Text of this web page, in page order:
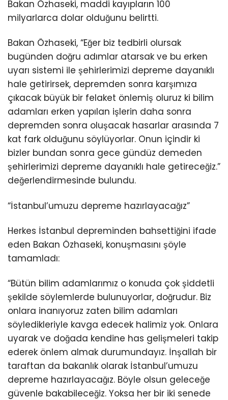
Bakan Özhaseki, maddi kayıpların 100
milyarlarca dolar olduğunu belirtti.
Bakan Özhaseki, “Eğer biz tedbirli olursak
bugünden doğru adımlar atarsak ve bu erken
uyarı sistemi ile şehirlerimizi depreme dayanıklı
hale getirirsek, depremden sonra karşımıza
çıkacak büyük bir felaket önlemiş oluruz ki bilim
adamları erken yapılan işlerin daha sonra
depremden sonra oluşacak hasarlar arasında 7
kat fark olduğunu söylüyorlar. Onun içindir ki
bizler bundan sonra gece gündüz demeden
şehirlerimizi depreme dayanıklı hale getireceğiz.”
değerlendirmesinde bulundu.
“İstanbul’umuzu depreme hazırlayacağız”
Herkes İstanbul depreminden bahsettiğini ifade
eden Bakan Özhaseki, konuşmasını şöyle
tamamladı:
“Bütün bilim adamlarımız o konuda çok şiddetli
şekilde söylemlerde bulunuyorlar, doğrudur. Biz
onlara inanıyoruz zaten bilim adamları
söyledikleriyle kavga edecek halimiz yok. Onlara
uyarak ve doğada kendine has gelişmeleri takip
ederek önlem almak durumundayız. İnşallah bir
taraftan da bakanlık olarak İstanbul’umuzu
depreme hazırlayacağız. Böyle olsun geleceğe
güvenle bakabileceğiz. Yoksa her bir iki senede